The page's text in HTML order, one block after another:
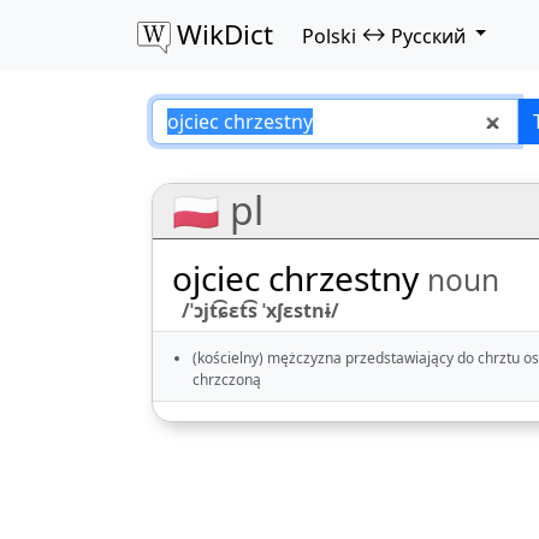
WikDict Polski ↔ Русский
ojciec chrzestny
🇵🇱 pl
ojciec chrzestny noun
/ˈɔjt͡ɕɛt͡s ˈxʃɛstnɨ/
(kościelny) mężczyzna przedstawiający do chrztu
chrzczoną